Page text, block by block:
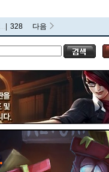
사일러스 샤코
스몰더 스웨인 스카너
아우렐리온 솔 아이번 아지르
애니비아 애쉬 야스오
... 328 다음